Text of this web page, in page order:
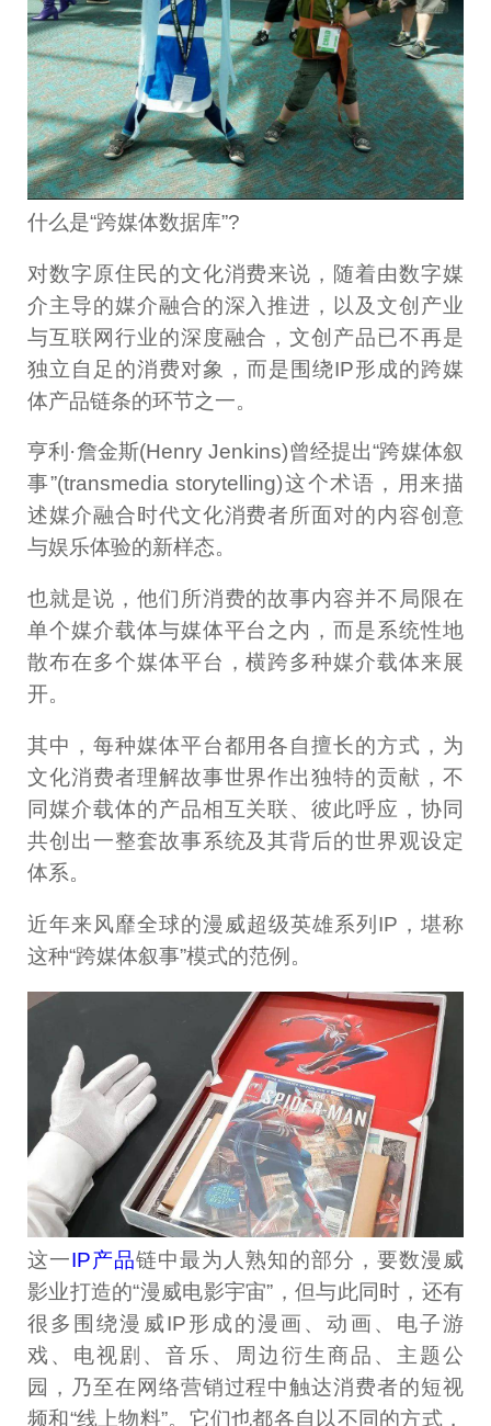
什么是“跨媒体数据库”?
对数字原住民的文化消费来说，随着由数字媒
介主导的媒介融合的深入推进，以及文创产业
与互联网行业的深度融合，文创产品已不再是
独立自足的消费对象，而是围绕IP形成的跨媒
体产品链条的环节之一。
亨利·詹金斯(Henry Jenkins)曾经提出“跨媒体叙
事”(transmedia storytelling)这个术语，用来描
述媒介融合时代文化消费者所面对的内容创意
与娱乐体验的新样态。
也就是说，他们所消费的故事内容并不局限在
单个媒介载体与媒体平台之内，而是系统性地
散布在多个媒体平台，横跨多种媒介载体来展
开。
其中，每种媒体平台都用各自擅长的方式，为
文化消费者理解故事世界作出独特的贡献，不
同媒介载体的产品相互关联、彼此呼应，协同
共创出一整套故事系统及其背后的世界观设定
体系。
近年来风靡全球的漫威超级英雄系列IP，堪称
这种“跨媒体叙事”模式的范例。
这一IP产品链中最为人熟知的部分，要数漫威
影业打造的“漫威电影宇宙”，但与此同时，还有
很多围绕漫威IP形成的漫画、动画、电子游
戏、电视剧、音乐、周边衍生商品、主题公
园，乃至在网络营销过程中触达消费者的短视
频和“线上物料”。它们也都各自以不同的方式，